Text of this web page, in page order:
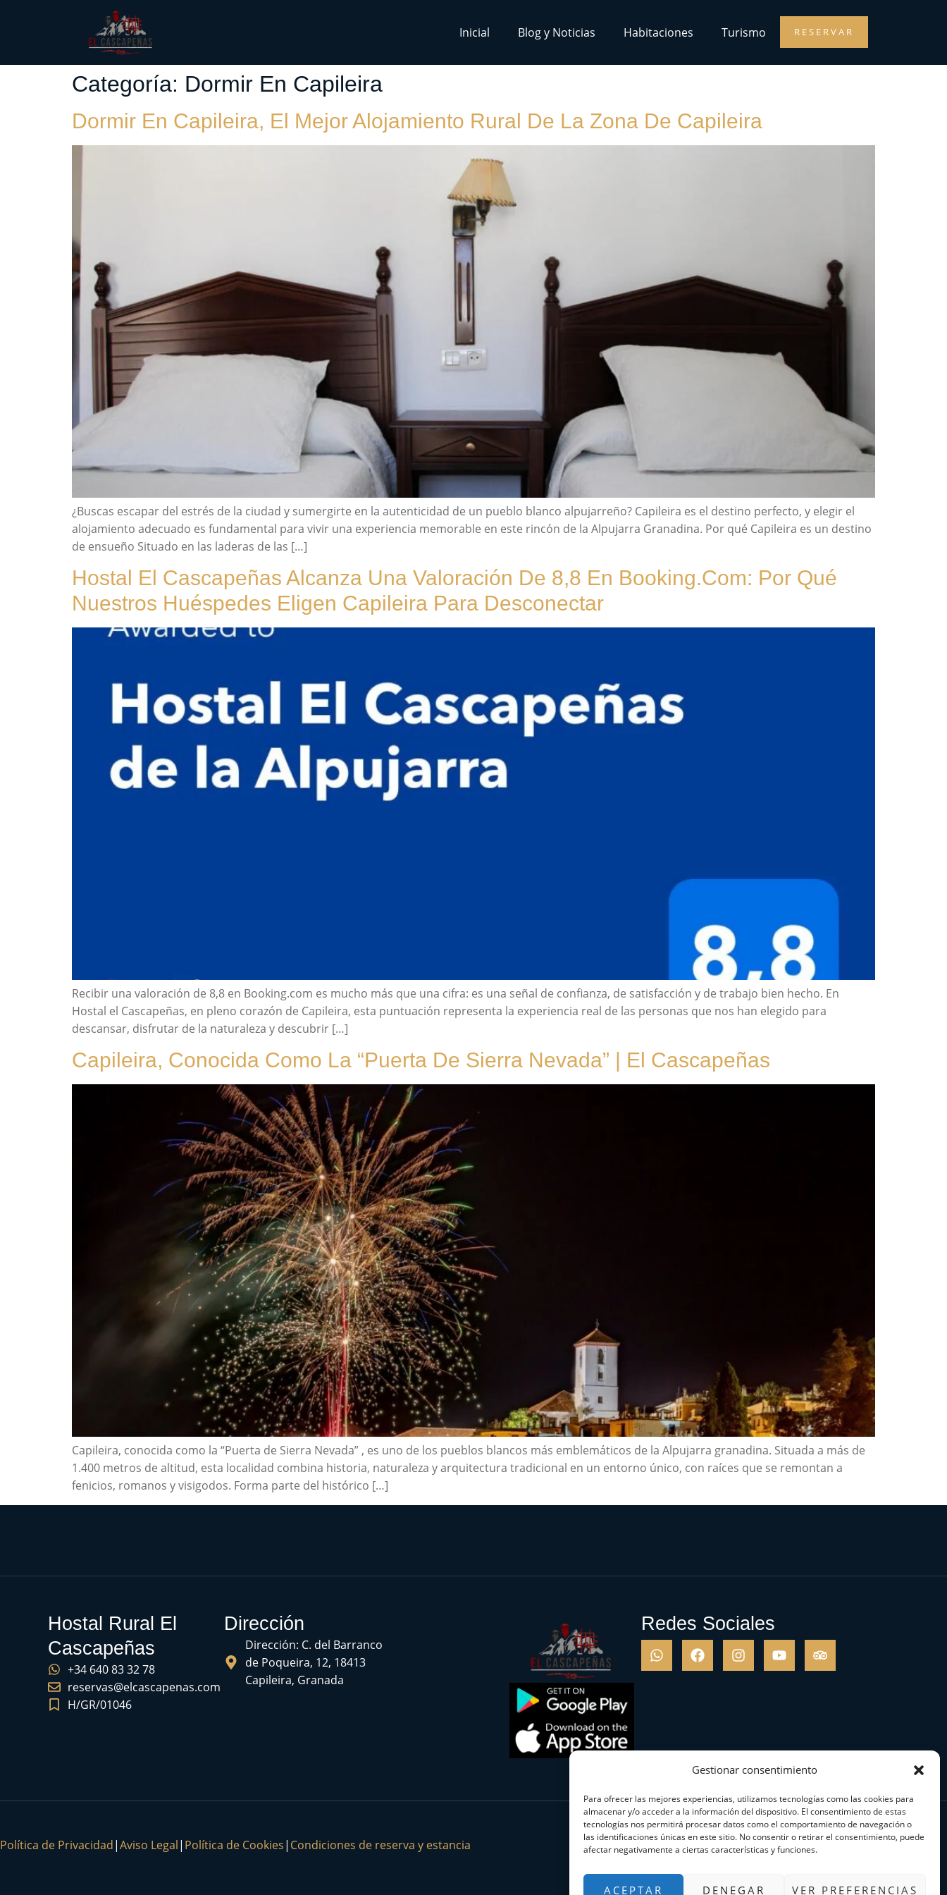
Gestionar consentimiento
Para ofrecer las mejores experiencias, utilizamos tecnologías como las cookies para
almacenar y/o acceder a la información del dispositivo. El consentimiento de estas
tecnologías nos permitirá procesar datos como el comportamiento de navegación o
las identificaciones únicas en este sitio. No consentir o retirar el consentimiento, puede
afectar negativamente a ciertas características y funciones.
ACEPTAR DENEGAR VER PREFERENCIAS
Inicial Blog y Noticias Habitaciones Turismo RESERVAR
Categoría: Dormir En Capileira
Dormir En Capileira, El Mejor Alojamiento Rural De La Zona De Capileira
¿Buscas escapar del estrés de la ciudad y sumergirte en la autenticidad de un pueblo blanco alpujarreño? Capileira es el destino perfecto, y elegir el
alojamiento adecuado es fundamental para vivir una experiencia memorable en este rincón de la Alpujarra Granadina. Por qué Capileira es un destino
de ensueño Situado en las laderas de las […]
Hostal El Cascapeñas Alcanza Una Valoración De 8,8 En Booking.com: Por Qué
Nuestros Huéspedes Eligen Capileira Para Desconectar
Recibir una valoración de 8,8 en Booking.com es mucho más que una cifra: es una señal de confianza, de satisfacción y de trabajo bien hecho. En
Hostal el Cascapeñas, en pleno corazón de Capileira, esta puntuación representa la experiencia real de las personas que nos han elegido para
descansar, disfrutar de la naturaleza y descubrir […]
Capileira, Conocida Como La “Puerta De Sierra Nevada” | El Cascapeñas
Capileira, conocida como la “Puerta de Sierra Nevada” , es uno de los pueblos blancos más emblemáticos de la Alpujarra granadina. Situada a más de
1.400 metros de altitud, esta localidad combina historia, naturaleza y arquitectura tradicional en un entorno único, con raíces que se remontan a
fenicios, romanos y visigodos. Forma parte del histórico […]
Hostal Rural El
Cascapeñas
+34 640 83 32 78
reservas@elcascapenas.com
H/GR/01046
Dirección
Dirección: C. del Barranco
de Poqueira, 12, 18413
Capileira, Granada
Redes Sociales
Política de Privacidad|Aviso Legal| Política de Cookies| Condiciones de reserva y estancia